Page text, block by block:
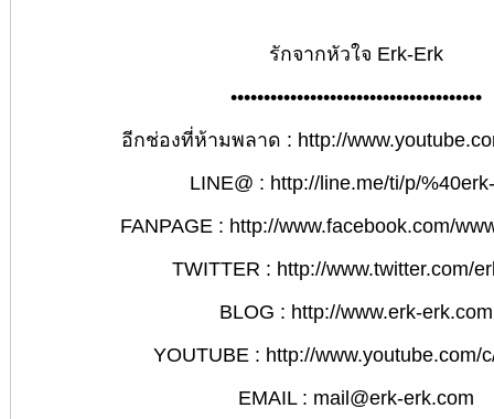
รักจากหัวใจ Erk-Erk
••••••••••••••••••••••••••••••••••••••
อีกช่องที่ห้ามพลาด : http://
LINE@ : http://line.me/ti/p/
FANPAGE : http://www.facebook.com/
TWITTER : http://www.twitter.com/
BLOG : http://www.erk-erk.com
YOUTUBE : http://www.youtube.com/
EMAIL : mail@erk-erk.com